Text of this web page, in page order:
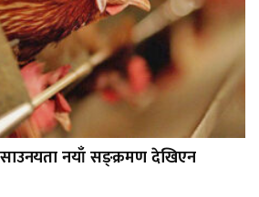
साउनयता नयाँ सङ्क्रमण देखिएन